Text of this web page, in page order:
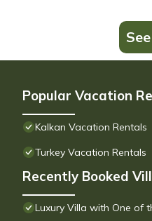
Popular Vacation
Kalkan Vacation Rentals
Turkey Vacation Rentals
Recently Booked
Luxury Villa with One of